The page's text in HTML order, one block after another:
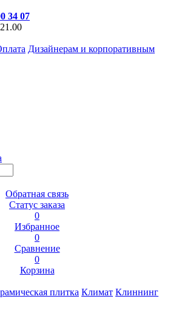
34 07
Дизайнерам и корпоративным
Обратная связь
Статус заказа
0
Избранное
0
Сравнение
0
Корзина
плитка Климат Клиннинг